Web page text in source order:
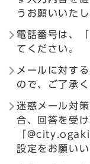
うお願いいたし
電話番号は、
てください。
メールに対す
ので、ご了承く
迷惑メール対
合、回答を受
「
設定をお願いい